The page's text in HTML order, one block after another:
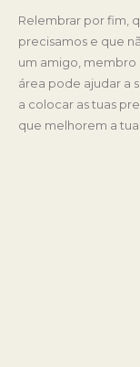
Relembrar por fim,
precisamos e que
um amigo, membro
área pode ajudar a
a colocar as tuas
que melhorem a